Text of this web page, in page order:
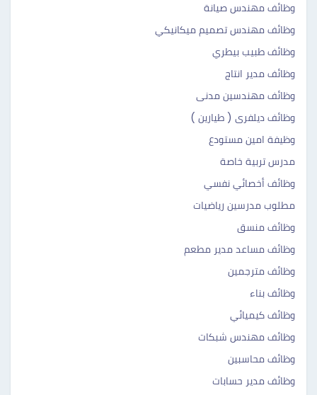
وظائف مهندس صيانة
وظائف مهندس تصميم ميكانيكي
وظائف طبيب بيطري
وظائف مدير انتاج
وظائف مهندسين مدنى
وظائف ديلفرى ( طيارين )
وظيفة امين مستودع
مدرس تربية خاصة
وظائف أخصائي نفسي
مطلوب مدرسين رياضيات
وظائف منسق
وظائف مساعد مدير مطعم
وظائف مترجمين
وظائف بناء
وظائف كيميائي
وظائف مهندس شبكات
وظائف محاسبين
وظائف مدير حسابات